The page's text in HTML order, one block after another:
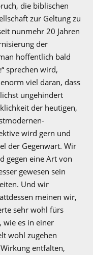
die biblischen
zur Geltung zu
nunmehr 20 Jahren
der
hoffentlich bald
sprechen wird,
viel daran, dass
ungehindert
der heutigen,
wird gern und
der Gegenwart. Wir
gegen eine Art von
gewesen sein
Und wir
meinen wir,
sehr wohl fürs
wie es in einer
wohl zugehen
entfalten,